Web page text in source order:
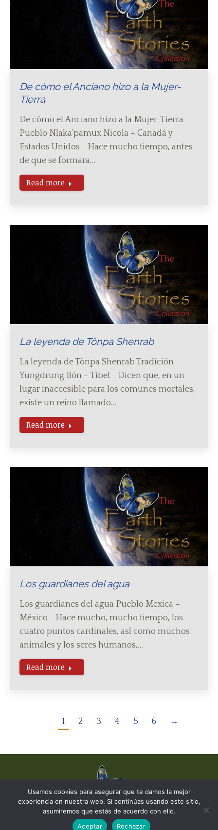
De cómo el Anciano hizo a la Mujer-
Tierra
De cómo el Anciano hizo a la Mujer-Tierra
Pueblo Nlaka’pamux Nicola – Canadá y
Estados Unidos Hace mucho tiempo, antes
de que se formara…
Read more
La leyenda de Tönpa Shenrab
La leyenda de Tönpa Shenrab Tradición
Yungdrung Bön – Tíbet Dicen que, en un
lugar inaccesible para los comunes mortales,
existe un reino llamado…
Read more
Los guardianes del agua
Los guardianes del agua Pueblo Mexica –
México Hace mucho, mucho tiempo, los
cuatro puntos cardinales, así como muchos
animales y los seres humanos,…
Read more
1 2 3 4 5 6 →
© The Earth Stories Collection - 2019. Todos los derechos reservados.
Diseñado por ©Ondiseño.com2019
Usamos cookies para asegurar que te damos la mejor
experiencia en nuestra web. Si continúas usando este sitio,
asumiremos que estás de acuerdo con ello.
Aceptar
Rechazar